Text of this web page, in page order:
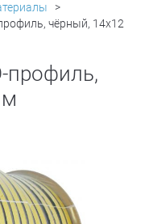
>
чёрный, 14х12
профиль,